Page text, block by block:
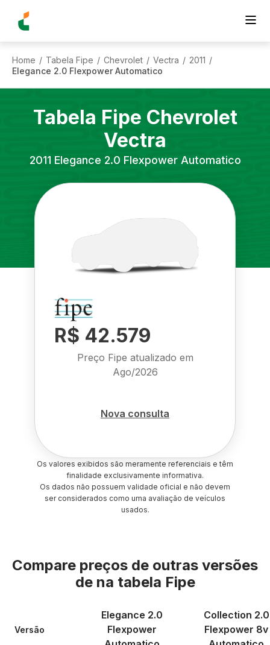
Home / Tabela Fipe / Chevrolet / Vectra / 2011 /
Elegance 2.0 Flexpower Automatico
Tabela Fipe Chevrolet
Vectra
2011 Elegance 2.0 Flexpower Automatico
R$ 42.579
Preço Fipe atualizado em
Ago/2026
Nova consulta
Os valores exibidos são meramente referenciais e têm
finalidade exclusivamente informativa.
Os dados não possuem validade oficial e não devem
ser considerados como uma avaliação de veículos
usados.
Compare preços de outras versões
de na tabela Fipe
Versão
Elegance 2.0
Flexpower
Collection 2.0
Flexpower 8v